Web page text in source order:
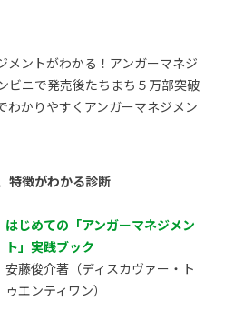
メントがわかる！アンガーマネジ
ビニで発売後たちまち５万部突破
わかりやすくアンガーマネジメン
特徴がわかる診断
はじめての「アンガーマネジメン
ト」実践ブック
安藤俊介著（ディスカヴァー・ト
ゥエンティワン）